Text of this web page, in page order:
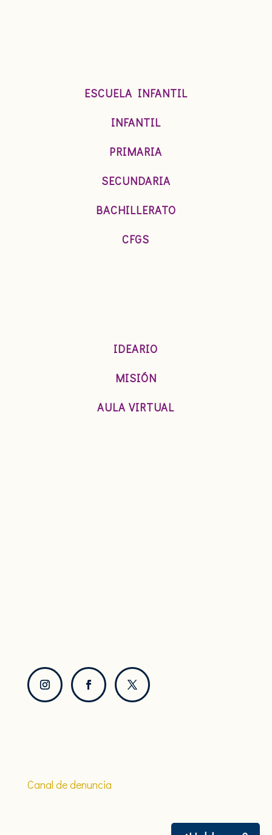
ESCUELA INFANTIL
INFANTIL
PRIMARIA
SECUNDARIA
BACHILLERATO
CFGS
IDEARIO
MISIÓN
AULA VIRTUAL
Canal de denuncia